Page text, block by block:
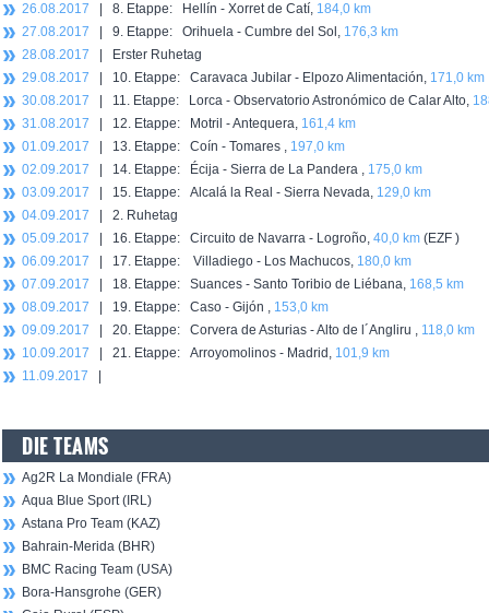
26.08.2017 | 8. Etappe: Hellín - Xorret de Catí, 184,0 km
27.08.2017 | 9. Etappe: Orihuela - Cumbre del Sol, 176,3 km
28.08.2017 | Erster Ruhetag
29.08.2017 | 10. Etappe: Caravaca Jubilar - Elpozo Alimentación, 171,0 km
30.08.2017 | 11. Etappe: Lorca - Observatorio Astronómico de Calar Alto,
31.08.2017 | 12. Etappe: Motril - Antequera, 161,4 km
01.09.2017 | 13. Etappe: Coín - Tomares , 197,0 km
02.09.2017 | 14. Etappe: Écija - Sierra de La Pandera , 175,0 km
03.09.2017 | 15. Etappe: Alcalá la Real - Sierra Nevada, 129,0 km
04.09.2017 | 2. Ruhetag
05.09.2017 | 16. Etappe: Circuito de Navarra - Logroño, 40,0 km (EZF )
06.09.2017 | 17. Etappe: Villadiego - Los Machucos, 180,0 km
07.09.2017 | 18. Etappe: Suances - Santo Toribio de Liébana, 168,5 km
08.09.2017 | 19. Etappe: Caso - Gijón , 153,0 km
09.09.2017 | 20. Etappe: Corvera de Asturias - Alto de l´Angliru , 118,0 km
10.09.2017 | 21. Etappe: Arroyomolinos - Madrid, 101,9 km
11.09.2017
DIE TEAMS
Ag2R La Mondiale (FRA)
Aqua Blue Sport (IRL)
Astana Pro Team (KAZ)
Bahrain-Merida (BHR)
BMC Racing Team (USA)
Bora-Hansgrohe (GER)